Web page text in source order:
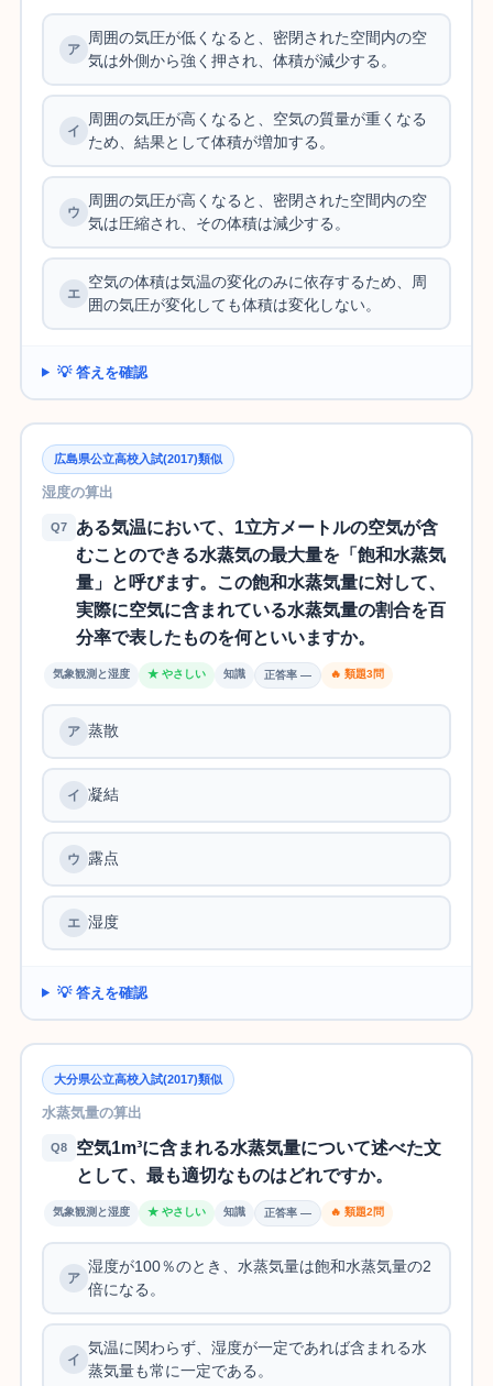
周囲の気圧が低くなると、密閉された空間内の空
気は外側から強く押され、体積が減少する。
周囲の気圧が高くなると、空気の質量が重くなる
ため、結果として体積が増加する。
周囲の気圧が高くなると、密閉された空間内の空
気は圧縮され、その体積は減少する。
空気の体積は気温の変化のみに依存するため、周
囲の気圧が変化しても体積は変化しない。
💡 答えを確認
広島県公立高校入試(2017)類似
湿度の算出
Q7
ある気温において、1立方メートルの空気が含
むことのできる水蒸気の最大量を「飽和水蒸気
量」と呼びます。この飽和水蒸気量に対して、
実際に空気に含まれている水蒸気量の割合を百
分率で表したものを何といいますか。
気象観測と湿度 ★ やさしい 知識 正答率 — 🔥 類題3問
蒸散
凝結
露点
湿度
💡 答えを確認
大分県公立高校入試(2017)類似
水蒸気量の算出
Q8
空気1m³に含まれる水蒸気量について述べた文
として、最も適切なものはどれですか。
気象観測と湿度 ★ やさしい 知識 正答率 — 🔥 類題2問
湿度が100％のとき、水蒸気量は飽和水蒸気量の2
倍になる。
気温に関わらず、湿度が一定であれば含まれる水
蒸気量も常に一定である。